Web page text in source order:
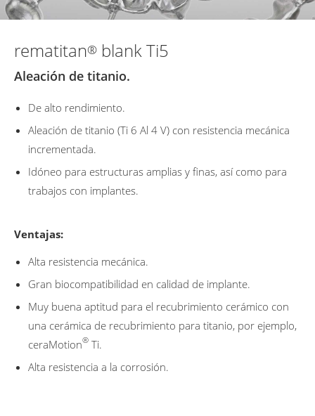
rematitan® blank Ti5
Aleación de titanio.
De alto rendimiento.
Aleación de titanio (Ti 6 Al 4 V) con resistencia mecánica
incrementada.
Idóneo para estructuras amplias y finas, así como para
trabajos con implantes.
Ventajas:
Alta resistencia mecánica.
Gran biocompatibilidad en calidad de implante.
Muy buena aptitud para el recubrimiento cerámico con
una cerámica de recubrimiento para titanio, por ejemplo,
ceraMotion® Ti.
Alta resistencia a la corrosión.